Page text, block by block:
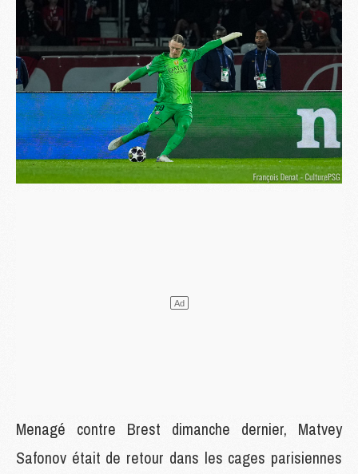
Menagé contre Brest dimanche dernier, Matvey
Safonov était de retour dans les cages parisiennes